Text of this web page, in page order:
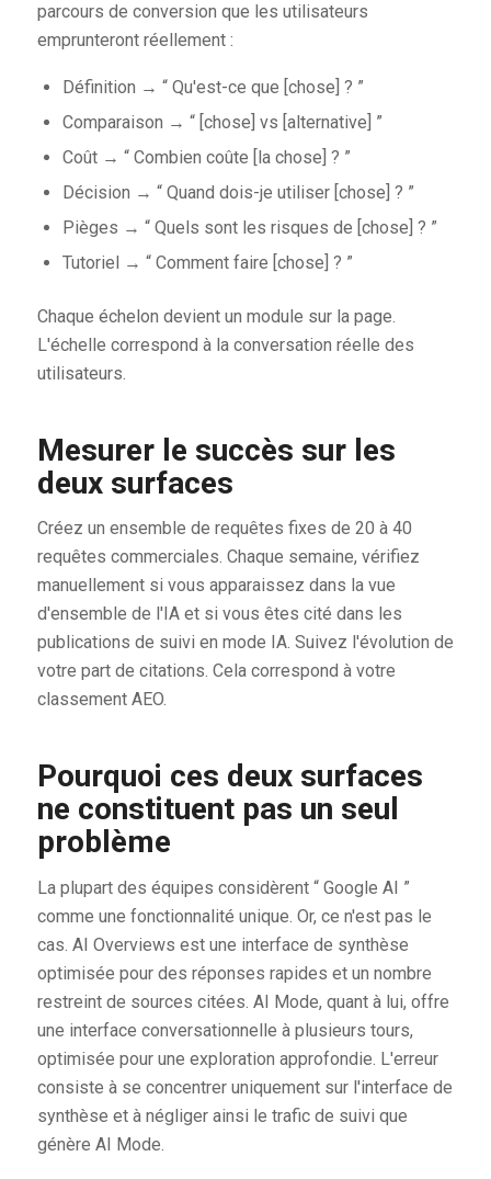
parcours de conversion que les utilisateurs
emprunteront réellement :
Définition → “ Qu'est-ce que [chose] ? ”
Comparaison → “ [chose] vs [alternative] ”
Coût → “ Combien coûte [la chose] ? ”
Décision → “ Quand dois-je utiliser [chose] ? ”
Pièges → “ Quels sont les risques de [chose] ? ”
Tutoriel → “ Comment faire [chose] ? ”
Chaque échelon devient un module sur la page.
L'échelle correspond à la conversation réelle des
utilisateurs.
Mesurer le succès sur les
deux surfaces
Créez un ensemble de requêtes fixes de 20 à 40
requêtes commerciales. Chaque semaine, vérifiez
manuellement si vous apparaissez dans la vue
d'ensemble de l'IA et si vous êtes cité dans les
publications de suivi en mode IA. Suivez l'évolution de
votre part de citations. Cela correspond à votre
classement AEO.
Pourquoi ces deux surfaces
ne constituent pas un seul
problème
La plupart des équipes considèrent “ Google AI ”
comme une fonctionnalité unique. Or, ce n'est pas le
cas. AI Overviews est une interface de synthèse
optimisée pour des réponses rapides et un nombre
restreint de sources citées. AI Mode, quant à lui, offre
une interface conversationnelle à plusieurs tours,
optimisée pour une exploration approfondie. L'erreur
consiste à se concentrer uniquement sur l'interface de
synthèse et à négliger ainsi le trafic de suivi que
génère AI Mode.